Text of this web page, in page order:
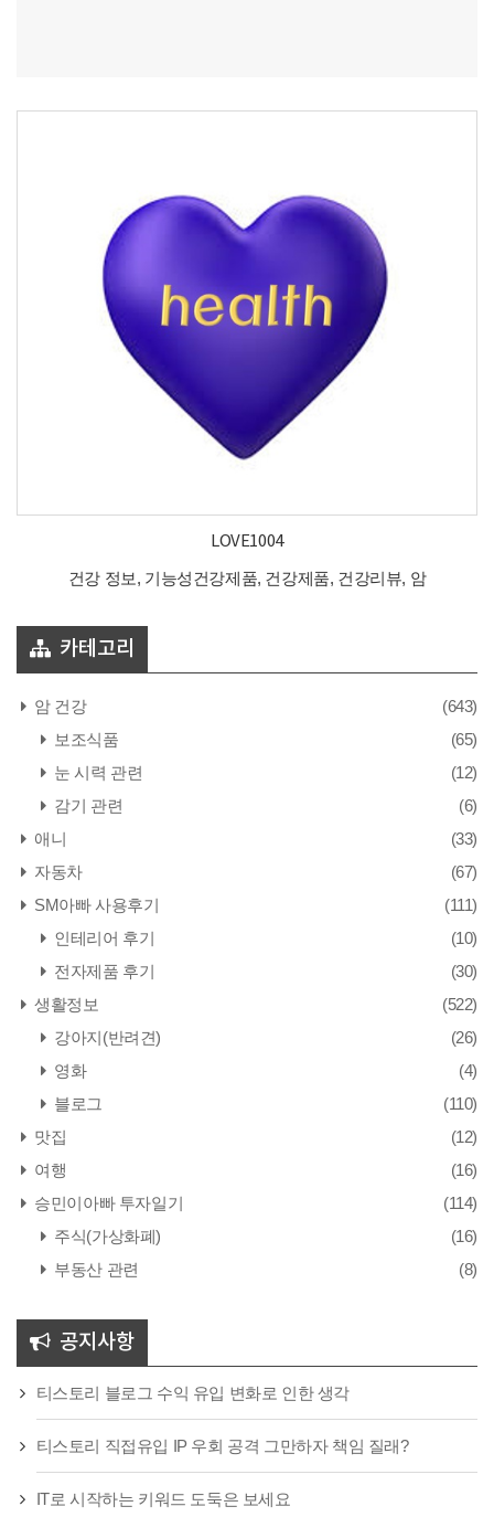
LOVE1004
건강 정보, 기능성건강제품, 건강제품, 건강리뷰, 암
카테고리
암 건강
(643)
보조식품
(65)
눈 시력 관련
(12)
감기 관련
(6)
애니
(33)
자동차
(67)
SM아빠 사용후기
(111)
인테리어 후기
(10)
전자제품 후기
(30)
생활정보
(522)
강아지(반려견)
(26)
영화
(4)
블로그
(110)
맛집
(12)
여행
(16)
승민이아빠 투자일기
(114)
주식(가상화폐)
(16)
부동산 관련
(8)
공지사항
티스토리 블로그 수익 유입 변화로 인한 생각
티스토리 직접유입 IP 우회 공격 그만하자 책임 질래?
IT로 시작하는 키워드 도둑은 보세요